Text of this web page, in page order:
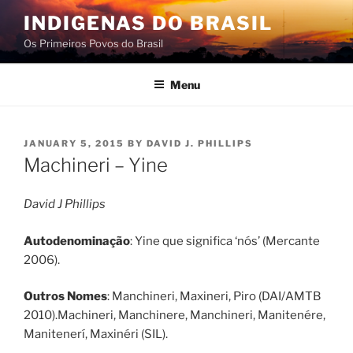
content
INDIGENAS DO BRASIL
Os Primeiros Povos do Brasil
Menu
POSTED
ON
JANUARY 5, 2015 BY DAVID J. PHILLIPS
Machineri – Yine
David J Phillips
Autodenominação: Yine que significa ‘nós’ (Mercante
2006).
Outros Nomes: Manchineri, Maxineri, Piro (DAI/AMTB
2010).Machineri, Manchinere, Manchineri, Manitenére,
Manitenerí, Maxinéri (SIL).